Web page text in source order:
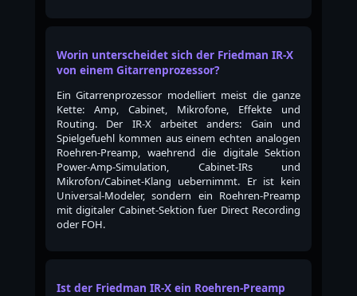
Worin unterscheidet sich der Friedman IR-X
von einem Gitarrenprozessor?
Ein Gitarrenprozessor modelliert meist die ganze
Kette: Amp, Cabinet, Mikrofone, Effekte und
Routing. Der IR-X arbeitet anders: Gain und
Spielgefuehl kommen aus einem echten analogen
Roehren-Preamp, waehrend die digitale Sektion
Power-Amp-Simulation, Cabinet-IRs und
Mikrofon/Cabinet-Klang uebernimmt. Er ist kein
Universal-Modeler, sondern ein Roehren-Preamp
mit digitaler Cabinet-Sektion fuer Direct Recording
oder FOH.
Ist der Friedman IR-X ein Roehren-Preamp